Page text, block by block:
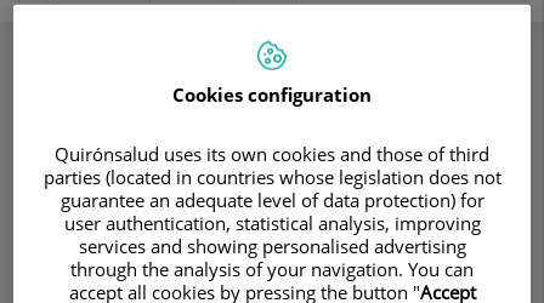
Centre Cardiología Pediàtrica i Fetal - Dr. Miquel Rissech
Cardiología pediátrica
Consultorio
Centre Cardiología
Pediàtrica i Fetal -
Cookies configuration
Quirónsalud uses its own cookies and those of third
parties (located in countries whose legislation does not
guarantee an adequate level of data protection) for
user authentication, statistical analysis, improving
services and showing personalised advertising
through the analysis of your navigation. You can
accept all cookies by pressing the button "Accept